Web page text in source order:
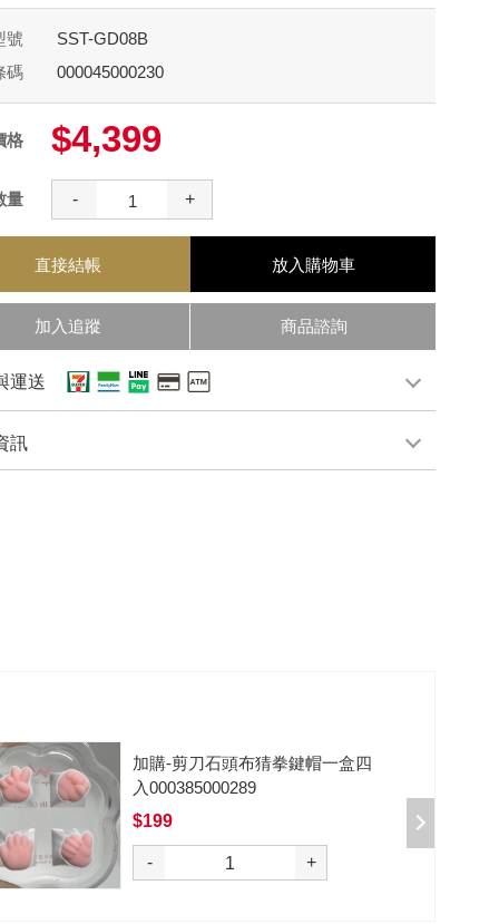
號
SST-GD08B
碼
000045000230
格 $4,399
量 - +
直接結帳 放入購物車
加入追蹤 商品諮詢
運送
訊
加購-剪刀石頭布猜拳鍵帽一盒四
入000385000289
$199
- +